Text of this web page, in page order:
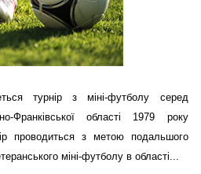
турнір з міні-футболу серед
Франківської області 1979 року
проводиться з метою подальшого
міні-футболу в області...